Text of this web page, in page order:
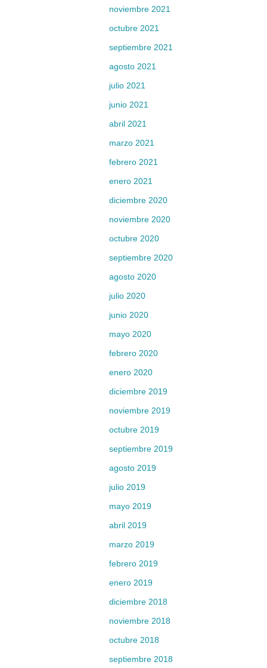
noviembre 2021
octubre 2021
septiembre 2021
agosto 2021
julio 2021
junio 2021
abril 2021
marzo 2021
febrero 2021
enero 2021
diciembre 2020
noviembre 2020
octubre 2020
septiembre 2020
agosto 2020
julio 2020
junio 2020
mayo 2020
febrero 2020
enero 2020
diciembre 2019
noviembre 2019
octubre 2019
septiembre 2019
agosto 2019
julio 2019
mayo 2019
abril 2019
marzo 2019
febrero 2019
enero 2019
diciembre 2018
noviembre 2018
octubre 2018
septiembre 2018